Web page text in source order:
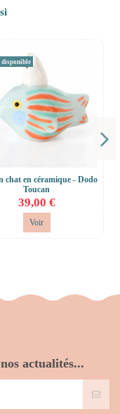
chat en céramique - Dodo
Toucan
39,00 €
Voir
actualités...